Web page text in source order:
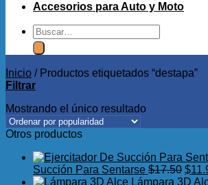
Accesorios para Auto y Moto
Buscar
por:
Inicio /Productos etiquetados “destapa”
Filtrar
Mostrando el único resultado
Otros productos
Succión Para Sentarse $17.50 El
$
Lámpara 3D